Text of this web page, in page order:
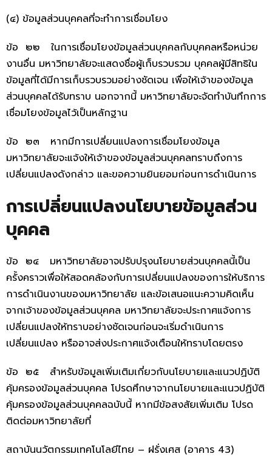
(๔) ข้อมูลส่วนบุคคลที่จะทำการเชื่อมโยง
ข้อ ๒๒ ในการเชื่อมโยงข้อมูลส่วนบุคคลกับบุคคลหรือหน่วย
งานอื่น มหาวิทยาลัยจะแสดงชื่อผู้เก็บรวบรวม บุคคลผู้มีสิทธิใน
ข้อมูลที่ได้มีการเก็บรวบรวมอย่างชัดเจน เพื่อให้เจ้าของข้อมูล
ส่วนบุคคลได้รับทราบ นอกจากนี้ มหาวิทยาลัยจะจัดทำบันทึกการ
เชื่อมโยงข้อมูลไว้เป็นหลักฐาน
ข้อ ๒๓ หากมีการเปลี่ยนแปลงการเชื่อมโยงข้อมูล
มหาวิทยาลัยจะแจ้งให้เจ้าของข้อมูลส่วนบุคคลทราบถึงการ
เปลี่ยนแปลงดังกล่าว และขอความยินยอมก่อนการดำเนินการ
การเปลี่ยนแปลงนโยบายข้อมูลส่วน
บุคคล
ข้อ ๒๔ มหาวิทยาลัยอาจปรับปรุงนโยบายส่วนบุคคลนี้เป็น
ครั้งคราวเพื่อให้สอดคล้องกับการเปลี่ยนแปลงของการให้บริการ
การดำเนินงานของมหาวิทยาลัย และข้อเสนอแนะความคิดเห็น
จากเจ้าของข้อมูลส่วนบุคคล มหาวิทยาลัยจะประกาศแจ้งการ
เปลี่ยนแปลงให้ทราบอย่างชัดเจนก่อนจะเริ่มดำเนินการ
เปลี่ยนแปลง หรืออาจส่งประกาศแจ้งเตือนให้ทราบโดยตรง
ข้อ ๒๕ สำหรับข้อมูลเพิ่มเติมเกี่ยวกับนโยบายและแนวปฏิบัติ
คุ้มครองข้อมูลส่วนบุคคล โปรดศึกษาจากนโยบายและแนวปฏิบัติ
คุ้มครองข้อมูลส่วนบุคคลฉบับนี้ หากมีข้อสงสัยเพิ่มเติม โปรด
ติดต่อมหาวิทยาลัยที่
สถาบันนวัตกรรมเทคโนโลยีไทย – ฝรั่งเศส (อาคาร 43)